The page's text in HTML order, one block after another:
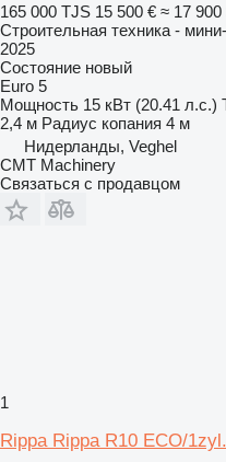
165 000 TJS 15 500 € ≈ 17 900
Строительная техника -
2025
Состояние новый
Euro 5
Мощность 15 кВт (20.41 л.с.)
2,4 м Радиус копания 4 м
Нидерланды, Veghel
CMT Machinery
Связаться с продавцом
1
Rippa Rippa R10 ECO/